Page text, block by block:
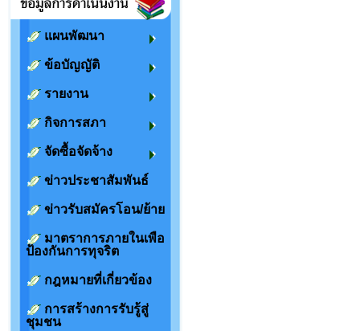
แผนพัฒนา
ข้อบัญญัติ
รายงาน
กิจการสภา
จัดซื้อจัดจ้าง
ข่าวประชาสัมพันธ์
ข่าวรับสมัครโอน/ย้าย
มาตราการภายในเพือ
ป้องกันการทุจริต
กฎหมายที่เกี่ยวข้อง
การสร้างการรับรู้สู่
ชุมชน